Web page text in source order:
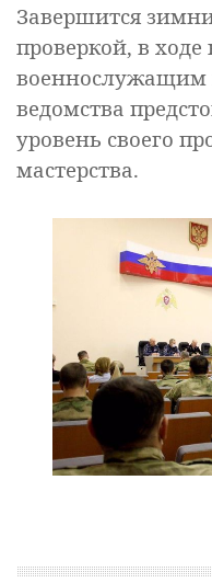
Завершится
проверкой, в ходе
военнослужащим
ведомства
уровень своего
мастерства.